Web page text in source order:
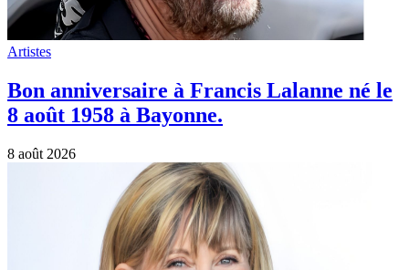
Artistes
Bon anniversaire à Francis Lalanne né le
8 août 1958 à Bayonne.
8 août 2026